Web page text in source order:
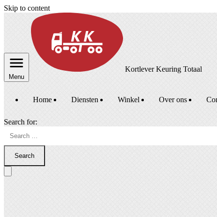
Skip to content
Menu
Kortlever Keuring Totaal
Home Diensten Winkel Over ons
Search for:
Search